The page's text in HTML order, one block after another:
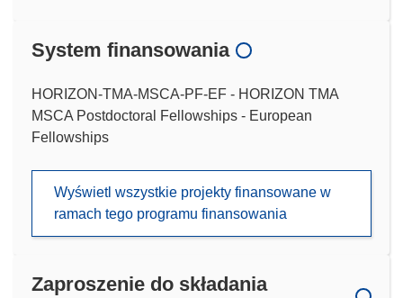
System finansowania
HORIZON-TMA-MSCA-PF-EF - HORIZON TMA
MSCA Postdoctoral Fellowships - European
Fellowships
Wyświetl wszystkie projekty finansowane w
ramach tego programu finansowania
Zaproszenie do składania